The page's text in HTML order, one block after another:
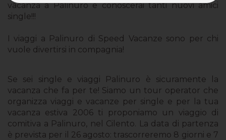
vacanza a Palinuro e conoscerai tanti nuovi amici
single!!!
I viaggi a Palinuro di Speed Vacanze sono per chi
vuole divertirsi in compagnia!
Se sei single e viaggi Palinuro è sicuramente la
vacanza che fa per te! Siamo un tour operator che
organizza viaggi e vacanze per single e per la tua
vacanza estiva 2006 ti proponiamo un viaggio di
comitiva a Palinuro, nel Cilento. La data di partenza
è prevista per il 26 agosto: trascorreremo 8 giorni e 7